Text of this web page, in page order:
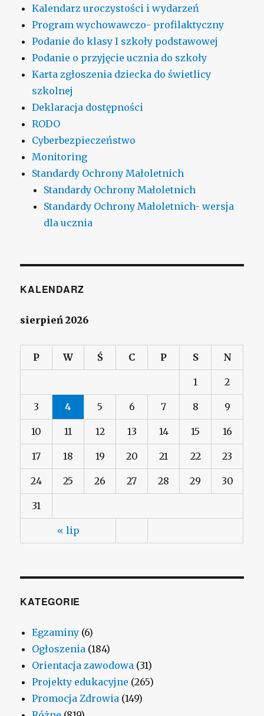
Kalendarz uroczystości i wydarzeń
Program wychowawczo- profilaktyczny
Podanie do klasy I szkoły podstawowej
Podanie o przyjęcie ucznia do szkoły
Karta zgłoszenia dziecka do świetlicy
szkolnej
Deklaracja dostępności
RODO
Cyberbezpieczeństwo
Monitoring
Standardy Ochrony Małoletnich
Standardy Ochrony Małoletnich
Standardy Ochrony Małoletnich- wersja
dla ucznia
KALENDARZ
sierpień 2026
P W Ś C P S N
« lip
1 2
3 4 5 6 7 8 9
10 11 12 13 14 15 16
17 18 19 20 21 22 23
24 25 26 27 28 29 30
31
KATEGORIE
Egzaminy (6)
Ogłoszenia (184)
Orientacja zawodowa (31)
Projekty edukacyjne (265)
Promocja Zdrowia (149)